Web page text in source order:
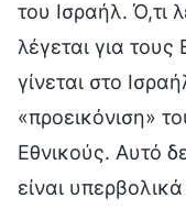
του Ισραήλ. Ό,τι
λέγεται για
γίνεται στο
«προεικόνιση»
Εθνικούς. Αυτό
είναι